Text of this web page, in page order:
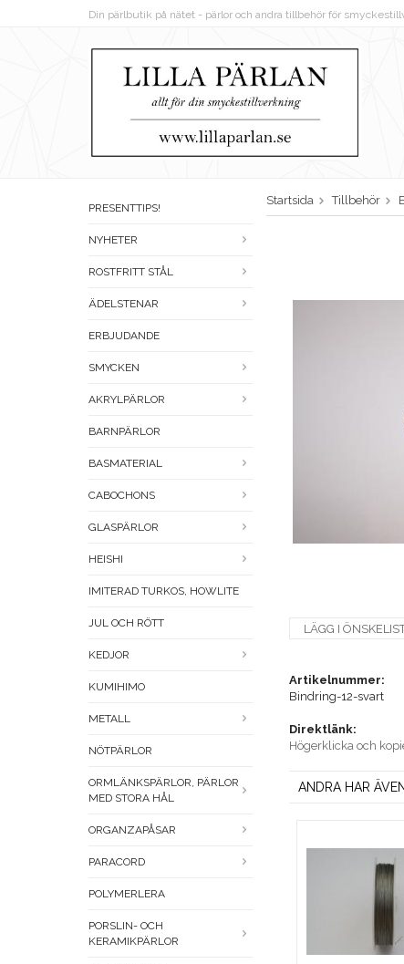
Din pärlbutik på nätet - pärlor och andra tillbehör för
PRESENTTIPS!
NYHETER
ROSTFRITT STÅL
ÄDELSTENAR
ERBJUDANDE
SMYCKEN
AKRYLPÄRLOR
BARNPÄRLOR
BASMATERIAL
CABOCHONS
GLASPÄRLOR
HEISHI
IMITERAD TURKOS, HOWLITE
JUL OCH RÖTT
KEDJOR
KUMIHIMO
METALL
NÖTPÄRLOR
ORMLÄNKSPÄRLOR, PÄRLOR
MED STORA HÅL
ORGANZAPÅSAR
PARACORD
POLYMERLERA
PORSLIN- OCH
KERAMIKPÄRLOR
Startsida Tillbehör
LÄGG I
Artikelnummer:
Bindring-12-svart
Direktlänk:
Högerklicka och
ANDRA HAR